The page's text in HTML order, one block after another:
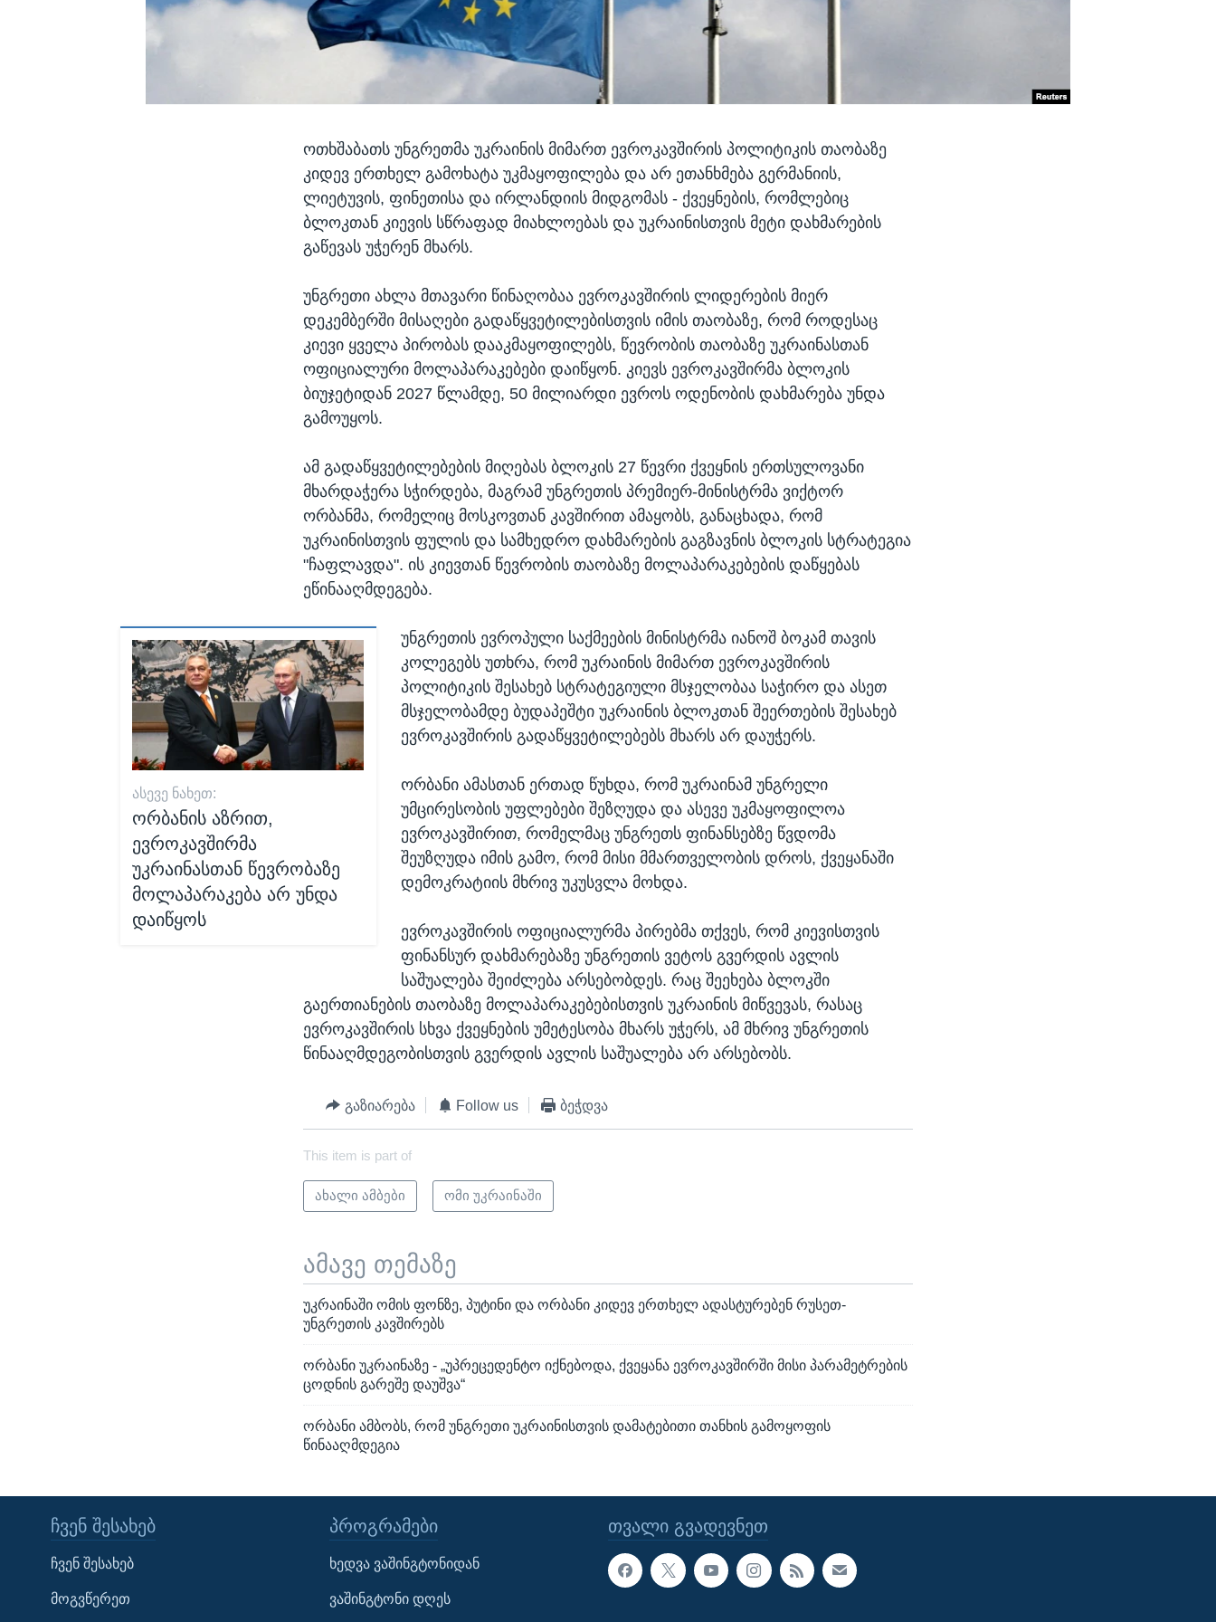
Learning English
ᲗᲕᲐᲚᲘ ᲒᲕᲐᲓᲔᲕᲜᲔᲗ
ოთხშაბათს უნგრეთმა უკრაინის მიმართ ევროკავშირის პოლიტიკის თაობაზე
კიდევ ერთხელ გამოხატა უკმაყოფილება და არ ეთანხმება გერმანიის,
ლიეტუვის, ფინეთისა და ირლანდიის მიდგომას - ქვეყნების, რომლებიც
ბლოკთან კიევის სწრაფად მიახლოებას და უკრაინისთვის მეტი დახმარების
გაწევას უჭერენ მხარს.
უნგრეთი ახლა მთავარი წინაღობაა ევროკავშირის ლიდერების მიერ
დეკემბერში მისაღები გადაწყვეტილებისთვის იმის თაობაზე, რომ როდესაც
კიევი ყველა პირობას დააკმაყოფილებს, წევრობის თაობაზე უკრაინასთან
ოფიციალური მოლაპარაკებები დაიწყონ. კიევს ევროკავშირმა ბლოკის
ბიუჯეტიდან 2027 წლამდე, 50 მილიარდი ევროს ოდენობის დახმარება უნდა
გამოუყოს.
ამ გადაწყვეტილებების მიღებას ბლოკის 27 წევრი ქვეყნის ერთსულოვანი
მხარდაჭერა სჭირდება, მაგრამ უნგრეთის პრემიერ-მინისტრმა ვიქტორ
ორბანმა, რომელიც მოსკოვთან კავშირით ამაყობს, განაცხადა, რომ
უკრაინისთვის ფულის და სამხედრო დახმარების გაგზავნის ბლოკის სტრატეგია
"ჩაფლავდა". ის კიევთან წევრობის თაობაზე მოლაპარაკებების დაწყებას
ეწინააღმდეგება.
ᲐᲡᲔᲕᲔ ᲜᲐᲮᲔᲗ:
ორბანის აზრით,
ევროკავშირმა
უკრაინასთან წევრობაზე
მოლაპარაკება არ უნდა
დაიწყოს
უნგრეთის ევროპული საქმეების მინისტრმა იანოშ ბოკამ თავის
კოლეგებს უთხრა, რომ უკრაინის მიმართ ევროკავშირის
პოლიტიკის შესახებ სტრატეგიული მსჯელობაა საჭირო და ასეთ
მსჯელობამდე ბუდაპეშტი უკრაინის ბლოკთან შეერთების შესახებ
ევროკავშირის გადაწყვეტილებებს მხარს არ დაუჭერს.
ორბანი ამასთან ერთად წუხდა, რომ უკრაინამ უნგრელი
უმცირესობის უფლებები შეზღუდა და ასევე უკმაყოფილოა
ევროკავშირით, რომელმაც უნგრეთს ფინანსებზე წვდომა
შეუზღუდა იმის გამო, რომ მისი მმართველობის დროს, ქვეყანაში
დემოკრატიის მხრივ უკუსვლა მოხდა.
ევროკავშირის ოფიციალურმა პირებმა თქვეს, რომ კიევისთვის
ფინანსურ დახმარებაზე უნგრეთის ვეტოს გვერდის ავლის
საშუალება შეიძლება არსებობდეს. რაც შეეხება ბლოკში
გაერთიანების თაობაზე მოლაპარაკებებისთვის უკრაინის მიწვევას, რასაც
ევროკავშირის სხვა ქვეყნების უმეტესობა მხარს უჭერს, ამ მხრივ უნგრეთის
წინააღმდეგობისთვის გვერდის ავლის საშუალება არ არსებობს.
გაზიარება Follow us ბეჭდვა
This item is part of
ახალი ამბები ომი უკრაინაში
ამავე თემაზე
უკრაინაში ომის ფონზე, პუტინი და ორბანი კიდევ ერთხელ ადასტურებენ რუსეთ-
უნგრეთის კავშირებს
ორბანი უკრაინაზე - „უპრეცედენტო იქნებოდა, ქვეყანა ევროკავშირში მისი პარამეტრების
ცოდნის გარეშე დაუშვა“
ორბანი ამბობს, რომ უნგრეთი უკრაინისთვის დამატებითი თანხის გამოყოფის
წინააღმდეგია
ᲗᲕᲐᲚᲘ ᲒᲕᲐᲓᲔᲕᲜᲔᲗ
ᲩᲕᲔᲜ ᲨᲔᲡᲐᲮᲔᲑ
ჩვენ შესახებ
მოგვწერეთ
ᲞᲠᲝᲒᲠᲐᲛᲔᲑᲘ
ხედვა ვაშინგტონიდან
ვაშინგტონი დღეს